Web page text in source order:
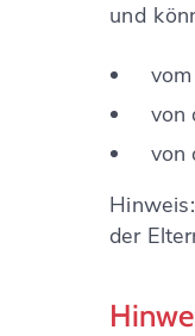
und
von
von
der